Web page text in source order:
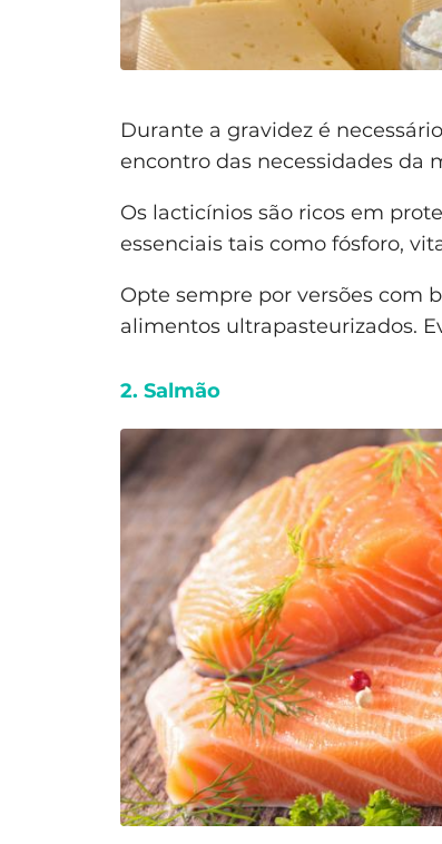
Durante a gravidez é
encontro das necessidades da
Os lacticínios são ricos em
essenciais tais como fósforo,
Opte sempre por versões com
alimentos ultrapasteurizados.
2. Salmão